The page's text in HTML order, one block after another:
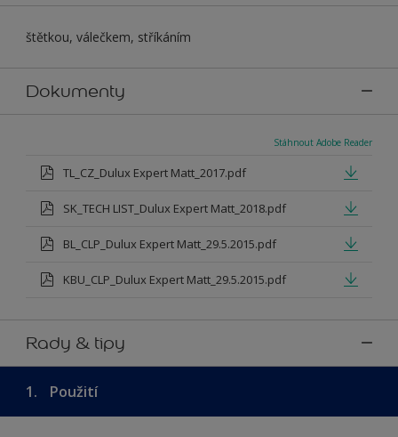
štětkou, válečkem, stříkáním
Dokumenty
Stáhnout Adobe Reader
TL_CZ_Dulux Expert Matt_2017.pdf
SK_TECH LIST_Dulux Expert Matt_2018.pdf
BL_CLP_Dulux Expert Matt_29.5.2015.pdf
KBU_CLP_Dulux Expert Matt_29.5.2015.pdf
Rady & tipy
1. Použití